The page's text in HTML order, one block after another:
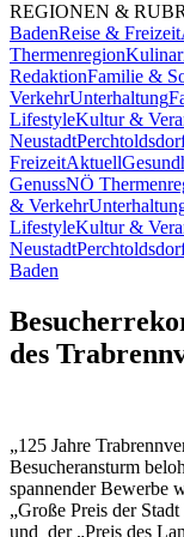
REGIONEN &
BadenReise & Freizeit
Thermenregion
RedaktionFamilie &
VerkehrUnterhaltung
LifestyleKultur &
Neustadt
FreizeitAktuell
GenussNÖ
& Verkehr
LifestyleKultur &
Neustadt
Baden
des
„125 Jahre
Besucheransturm
spannender Bewerbe
„Große Preis der
und der „Preis des